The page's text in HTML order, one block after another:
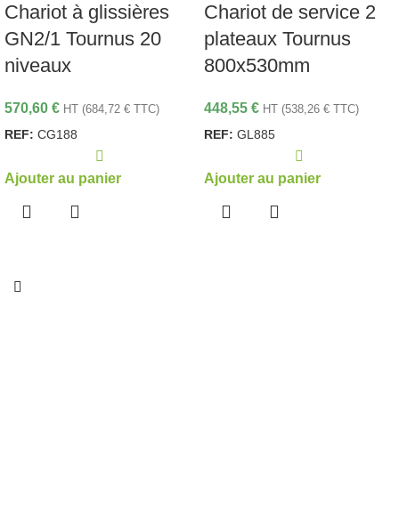
Chariot à glissières
GN2/1 Tournus 20
niveaux
570,60 € HT (684,72 € TTC)
REF: CG188
Ajouter au panier
Chariot de service 2
plateaux Tournus
800x530mm
448,55 € HT (538,26 € TTC)
REF: GL885
Ajouter au panier